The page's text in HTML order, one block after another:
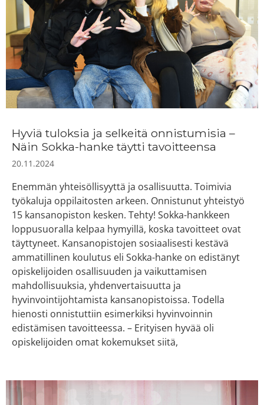
Hyviä tuloksia ja selkeitä onnistumisia –
Näin Sokka-hanke täytti tavoitteensa
20.11.2024
Enemmän yhteisöllisyyttä ja osallisuutta. Toimivia
työkaluja oppilaitosten arkeen. Onnistunut yhteistyö
15 kansanopiston kesken. Tehty! Sokka-hankkeen
loppusuoralla kelpaa hymyillä, koska tavoitteet ovat
täyttyneet. Kansanopistojen sosiaalisesti kestävä
ammatillinen koulutus eli Sokka-hanke on edistänyt
opiskelijoiden osallisuuden ja vaikuttamisen
mahdollisuuksia, yhdenvertaisuutta ja
hyvinvointijohtamista kansanopistoissa. Todella
hienosti onnistuttiin esimerkiksi hyvinvoinnin
edistämisen tavoitteessa. – Erityisen hyvää oli
opiskelijoiden omat kokemukset siitä,